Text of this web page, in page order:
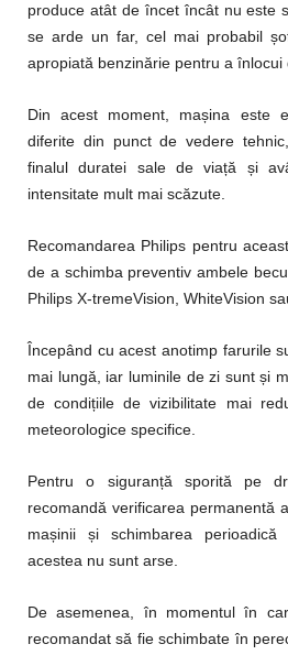
produce atât de încet încât nu este
se arde un far, cel mai probabil
apropiată benzinărie pentru a înlocui
Din acest moment, mașina este
diferite din punct de vedere
finalul duratei sale de viață și
intensitate mult mai scăzute.
Recomandarea Philips pentru
de a schimba preventiv ambele
Philips X-tremeVision, WhiteVision
Începând cu acest anotimp farurile
mai lungă, iar luminile de zi sunt și
de condițiile de vizibilitate mai
meteorologice specifice.
Pentru o siguranță sporită pe
recomandă verificarea permanentă
mașinii și schimbarea
acestea nu sunt arse.
De asemenea, în momentul în
recomandat să fie schimbate în